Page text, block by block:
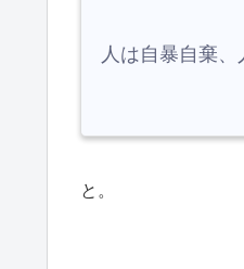
人は自暴自棄
と。